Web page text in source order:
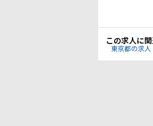
この求人に
東京都の求人